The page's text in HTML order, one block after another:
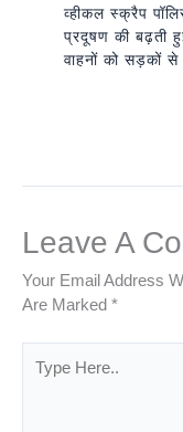
व्हीकल स्क्रैप
प्रदूषण की बढ़ती
वाहनों को सड़कों
Leave A
Your Email Address
Are Marked *
Here..